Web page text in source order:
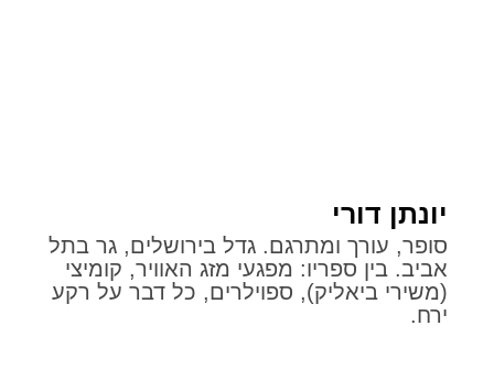
יונתן דורי
סופר, עורך ומתרגם. גדל בירושלים, גר בתל
אביב. בין ספריו: מפגעי מזג האוויר, קומיצי
(משירי ביאליק), ספוילרים, כל דבר על רקע
ירח.